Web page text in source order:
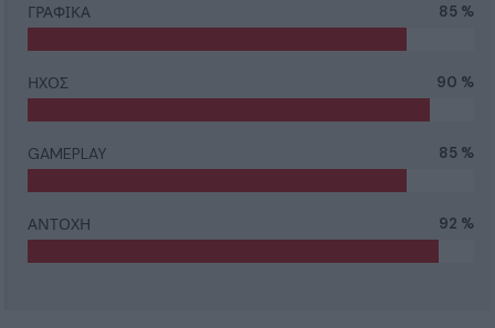
ΓΡΑΦΙΚΑ 85 %
ΗΧΟΣ 90 %
GAMEPLAY 85 %
ΑΝΤΟΧΗ 92 %